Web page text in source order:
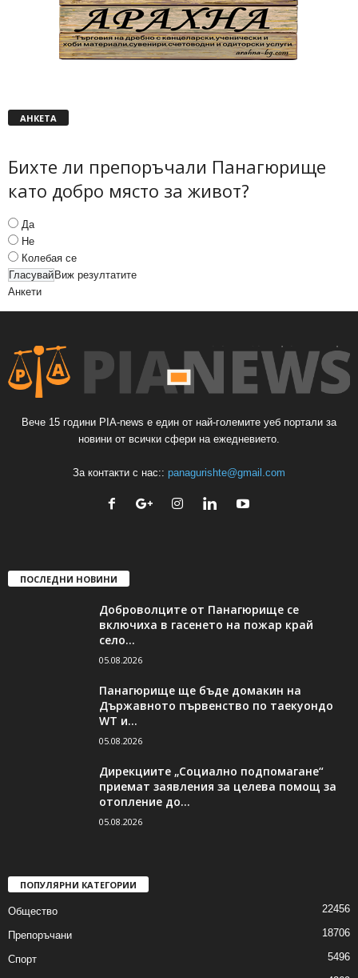
АНКЕТА
Бихте ли препоръчали Панагюрище
като добро място за живот?
Да
Не
Колебая се
Виж резултатите
Анкети
Вече 15 години PIA-news е един от най-големите уеб портали за
новини от всички сфери на ежедневието.
За контакти с нас:: panagurishte@gmail.com
ПОСЛЕДНИ НОВИНИ
Доброволците от Панагюрище се
включиха в гасенето на пожар край
село...
05.08.2026
Панагюрище ще бъде домакин на
Държавното първенство по таекуондо
WT и...
05.08.2026
Дирекциите „Социално подпомагане“
приемат заявления за целева помощ за
отопление до...
05.08.2026
ПОПУЛЯРНИ КАТЕГОРИИ
Общество 22456
Препоръчани 18706
Спорт 5496